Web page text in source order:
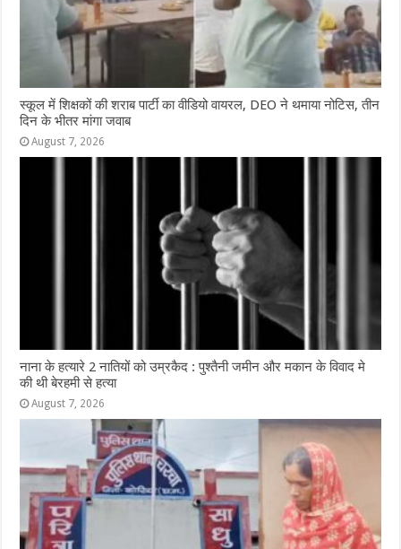
स्कूल में शिक्षकों की शराब पार्टी का वीडियो वायरल, DEO ने थमाया नोटिस, तीन
दिन के भीतर मांगा जवाब
August 7, 2026
नाना के हत्यारे 2 नातियों को उम्रकैद : पुश्तैनी जमीन और मकान के विवाद मे
की थी बेरहमी से हत्या
August 7, 2026